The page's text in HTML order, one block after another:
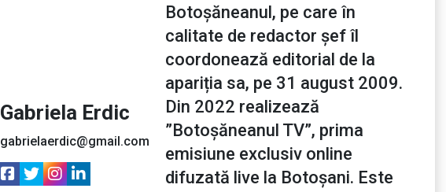
Gabriela Erdic
gabrielaerdic@gmail.com
Botoșăneanul, pe care în
calitate de redactor șef îl
coordonează editorial de la
apariția sa, pe 31 august 2009.
Din 2022 realizează
”Botoșăneanul TV”, prima
emisiune exclusiv online
difuzată live la Botoșani. Este